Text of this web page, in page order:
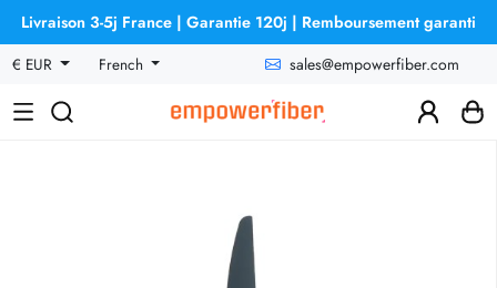
Livraison 3-5j France | Garantie 120j | Remboursement garanti
€ EUR
French sales@empowerfiber.com